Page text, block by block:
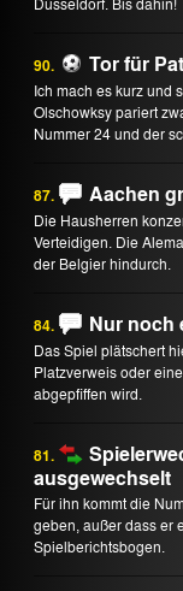
90. Tor für
Ich mach es kurz und
Olschowksy pariert
Nummer 24 und der
87. Aachen
Die Hausherren
Verteidigen. Die
der Belgier hindurch.
84. Nur noch
Das Spiel plätschert
Platzverweis oder
abgepfiffen wird.
81.
ausgewechselt
Für ihn kommt die
geben, außer dass er
Spielberichtsbogen.